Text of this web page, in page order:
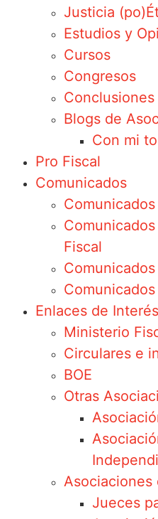
Justicia
Estudios y
Cursos
Congresos
Conclusiones
Blogs de
Con mi
Pro Fiscal
Comunicados
Comunicados
Fiscal
Comunicados
Enlaces de Interés
Ministerio
Circulares e
BOE
Otras
Asociaciones
Jueces